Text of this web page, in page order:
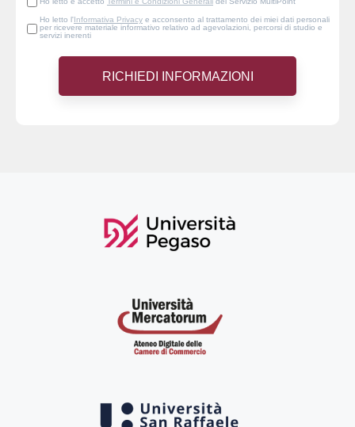
Ho letto l'Informativa Privacy e acconsento al trattamento dei miei dati personali
per ricevere materiale informativo relativo ad agevolazioni, percorsi di studio e
servizi inerenti